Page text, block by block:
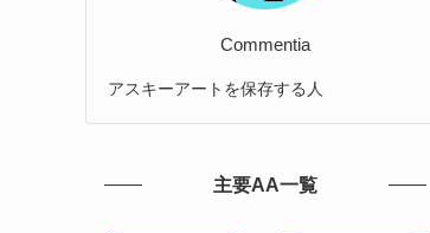
Commentia
アスキーアートを保存する人
主要AA一覧